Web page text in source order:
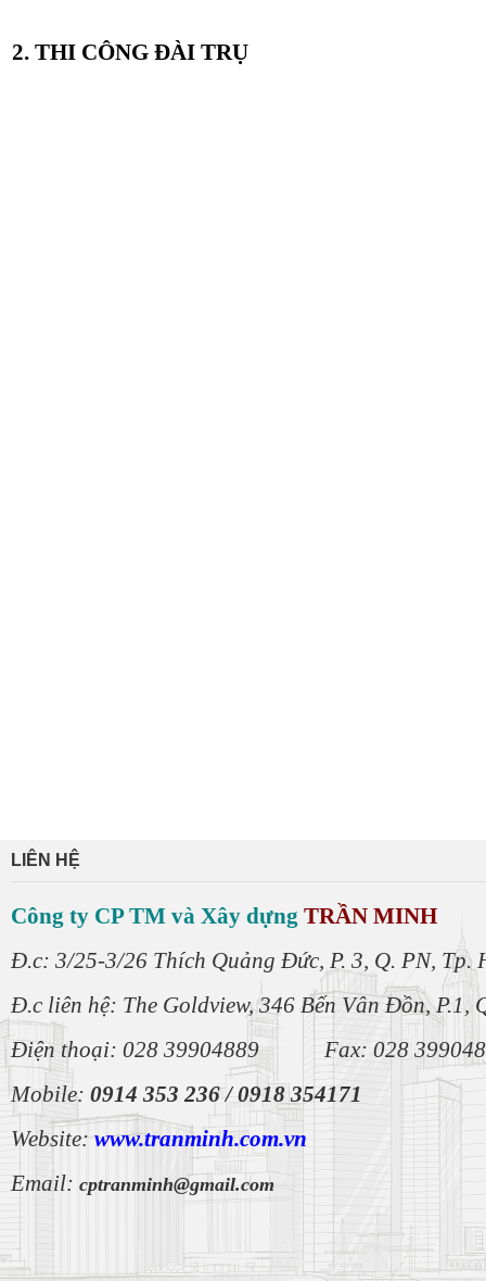
2. THI CÔNG ĐÀI TRỤ
LIÊN HỆ
Công ty CP TM và Xây dựng TRẦN MINH
Đ.c: 3/25-3/26 Thích Quảng Đức, P. 3, Q. PN, Tp.
Đ.c liên hệ: The Goldview, 346 Bến Vân Đồn, P.1,
Điện thoại: 028 39904889 Fax: 028
Mobile: 0914 353 236 /0918 354171
Website: www.tranminh.com.vn
Email: cptranminh@gmail.com